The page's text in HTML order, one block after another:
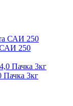
САИ 250
3кг